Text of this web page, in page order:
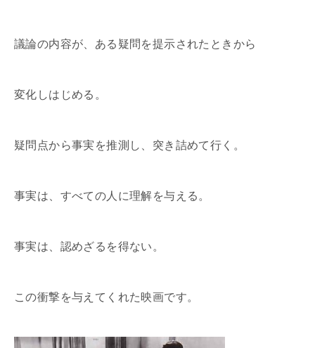
議論の内容が、ある疑問を提示されたときから
変化しはじめる。
疑問点から事実を推測し、突き詰めて行く。
事実は、すべての人に理解を与える。
事実は、認めざるを得ない。
この衝撃を与えてくれた映画です。